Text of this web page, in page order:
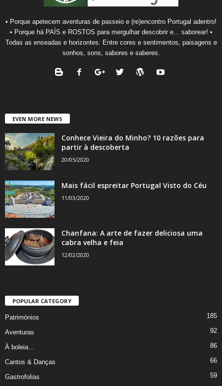
• Porque apetecem aventuras de passeio e (re)encontro Portugal adentro!
• Porque há PAÍS e ROSTOS para mergulhar descobrir e... saborear! •
Todas as enseadas e horizontes. Entre cores e sentimentos, paisagens e
sonhos, sons, sabores e saberes.
EVEN MORE NEWS
Conhece Vieira do Minho? 10 razões para
partir à descoberta
20/05/2020
Mais fácil espreitar Portugal Visto do Céu
11/03/2020
Chanfana: A arte de fazer deliciosa uma
cabra velha e feia
12/02/2020
POPULAR CATEGORY
Patrimónios 185
Aventuras 92
À boleia... 86
Cantos & Danças 66
Gastrofolias 59